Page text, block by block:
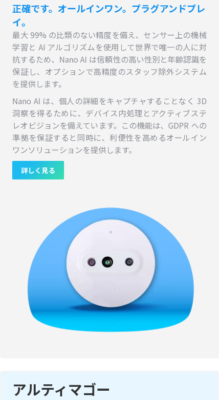
正確です。オールインワン。プラグアンドプレ
イ。
最大 99% の比類のない精度を備え、センサー上の機械
学習と AI アルゴリズムを使用して世界で唯一の人に対
抗するため、Nano AI は信頼性の高い性別と年齢認識を
保証し、オプションで高精度のスタッフ除外システム
を提供します。
Nano AI は、個人の詳細をキャプチャすることなく 3D
洞察を得るために、デバイス内処理とアクティブステ
レオビジョンを備えています。この機能は、GDPR への
準拠を保証すると同時に、利便性を高めるオールイン
ワンソリューションを提供します。
詳しく見る
アルティマゴー